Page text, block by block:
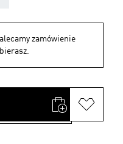
zamówienie